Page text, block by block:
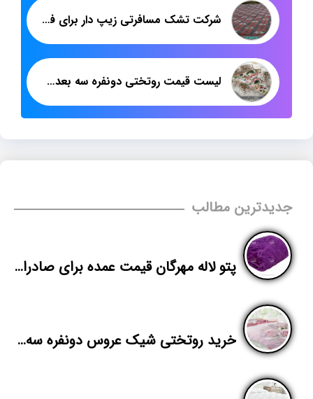
شرکت تشک مسافرتی زیپ دار برای فروش عمده
لیست قیمت روتختی دونفره سه بعدی شرکت پاندا
جدیدترین مطالب
پتو لاله مهرگان قیمت عمده برای صادرات
خرید روتختی شیک عروس دونفره سه بعدی